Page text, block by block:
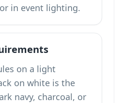
in event lighting.
on a light
on white is the
navy, charcoal, or